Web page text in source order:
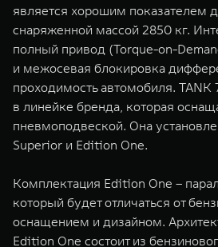
является хорошим показателем
снаряженной массой 2850 кг.
полный привод (Torque-on-
и межосевая блокировка
проходимость автомобиля.
в линейке бренда, которая
пневмоподвеской. Она
Superior и Edition One.
Комплектация Edition One –
который будет отличаться от
оснащением и дизайном.
Edition One состоит из